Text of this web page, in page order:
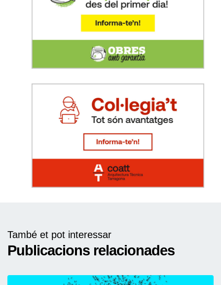
També et pot interessar
Publicacions relacionades